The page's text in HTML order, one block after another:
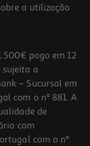
a utilização
pago em 12
sujeita a
– Sucursal em
com o nº 881. A
de
com
com o nº